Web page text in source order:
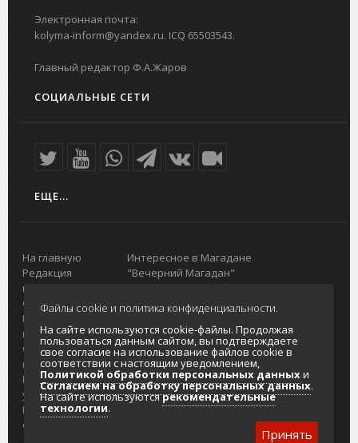
Электронная почта:
kolyma-inform@yandex.ru. ICQ 65503543.
Главный редактор Ф.А.Жаров
СОЦИАЛЬНЫЕ СЕТИ
ЕЩЕ...
На главную
Редакция
портала
О проекте
Реклама на
портале
Отзывы и
предложения
Интернет-
услуги
Разработка
сайтов
Интересное в Магадане
"Вечерний Магадан"
Городская доска объявлений
Реклама
Главный туристический портал
Колымы
Политика в отношении обработки
персональных данных
Согласие на обработку персональных
данных
Файлы cookie и политика конфиденциальности.
На сайте используются cookie-файлы. Продолжая
пользоваться данным сайтом, вы подтверждаете
свое согласие на использование файлов cookie в
соответствии с настоящим уведомлением,
Политикой обработки персональных данныхи
Согласием на обработку персональных данных.
На сайте используютсярекомендательные
технологии.
Принять